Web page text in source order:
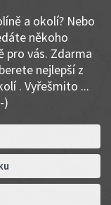
a okolí? Nebo
někoho
pro vás. Zdarma
nejlepší z
. Vyřešmito ...
)